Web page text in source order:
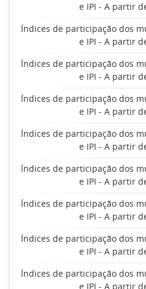
e IPI - A partir
Índices de participação dos
e IPI - A partir
Índices de participação dos
e IPI - A partir
Índices de participação dos
e IPI - A partir
Índices de participação dos
e IPI - A partir
Índices de participação dos
e IPI - A partir
Índices de participação dos
e IPI - A partir
Índices de participação dos
e IPI - A partir
Índices de participação dos
e IPI - A partir